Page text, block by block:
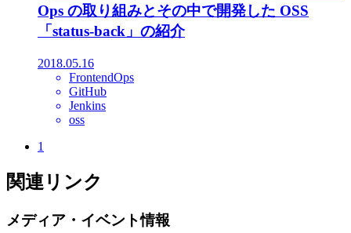
Ops の取り組みとその中で開発した OSS
「status-back」の紹介
2018.05.16
FrontendOps
GitHub
Jenkins
oss
1
関連リンク
メディア・イベント情報